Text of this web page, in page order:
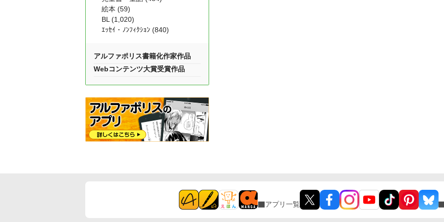
絵本 (59)
BL (1,020)
ｴｯｾｲ・ﾉﾝﾌｨｸｼｮﾝ (840)
アルファポリス書籍化作家作品
Webコンテンツ大賞受賞作品
アプリ一覧